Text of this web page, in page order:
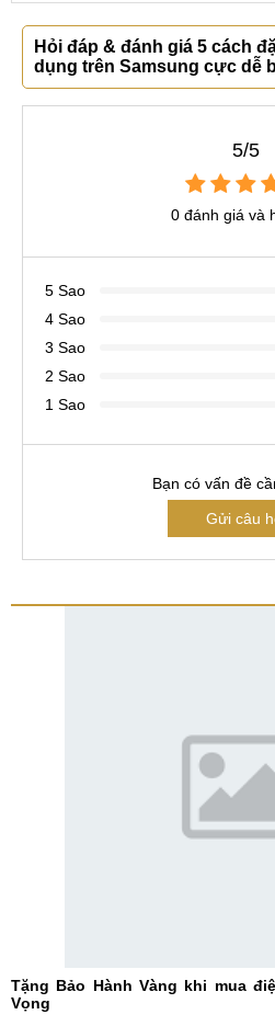
Hỏi đáp & đánh giá 5 cách
dụng trên Samsung cực dễ
5/5
0 đánh giá và
5 Sao
4 Sao
3 Sao
2 Sao
1 Sao
Bạn có vấn đề
Gửi câu
Tặng Bảo Hành Vàng khi mua
Vọng